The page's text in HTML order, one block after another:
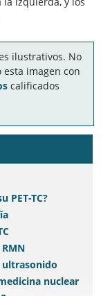
ilustrativos. No
imagen con
calificados
PET-TC?
ultrasonido
nuclear